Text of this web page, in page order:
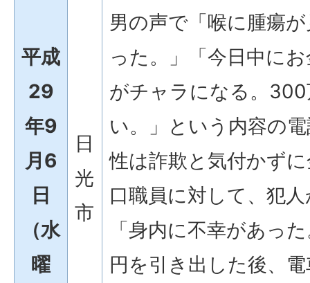
平成
29
年9
月6
日
（水
曜
日
光
市
男の声で「喉に腫瘍
った。」「今日中に
がチャラになる。
い。」という内容の
性は詐欺と気付かず
口職員に対して、犯
「身内に不幸があっ
円を引き出した後、